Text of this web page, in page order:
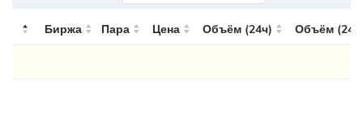
Биржа Пара Цена Объём (24ч) Объём